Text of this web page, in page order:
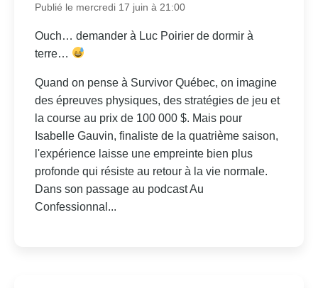
Publié le mercredi 17 juin à 21:00
Ouch… demander à Luc Poirier de dormir à
terre…
Quand on pense à Survivor Québec, on imagine
des épreuves physiques, des stratégies de jeu et
la course au prix de 100 000 $. Mais pour
Isabelle Gauvin, finaliste de la quatrième saison,
l'expérience laisse une empreinte bien plus
profonde qui résiste au retour à la vie normale.
Dans son passage au podcast Au
Confessionnal...